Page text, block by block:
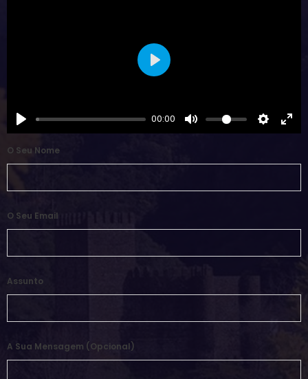
00:00
Play
O Seu Nome
O Seu Email
Assunto
A Sua Mensagem (opcional)